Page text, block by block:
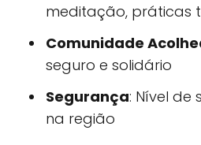
meditação, práticas
Comunidade
seguro e solidário
Segurança: Nível de
na região